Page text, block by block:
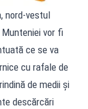
nord-vestul
vor fi
ce se va
cu rafale de
de medii și
descărcări